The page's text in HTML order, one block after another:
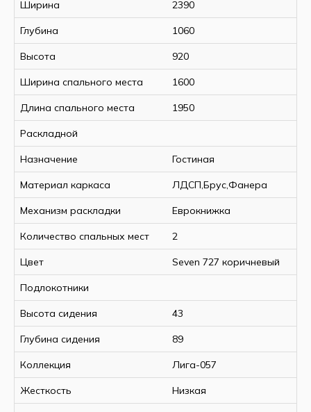
Ширина 2390
Глубина 1060
Высота 920
Ширина спального места 1600
Длина спального места 1950
Раскладной
Назначение Гостиная
Материал каркаса ЛДСП,Брус,Фанера
Механизм раскладки Еврокнижка
Количество спальных мест 2
Цвет Seven 727 коричневый
Подлокотники
Высота сидения 43
Глубина сидения 89
Коллекция Лига-057
Жесткость Низкая